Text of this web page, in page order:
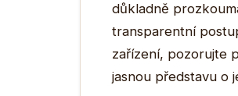
důkladně
transparentní
zařízení, pozorujte
jasnou představu o